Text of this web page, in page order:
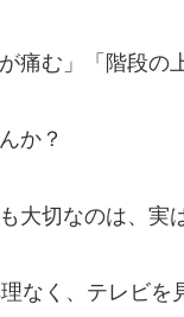
痛む」「階段
か？
大切なのは、実
なく、テレビ